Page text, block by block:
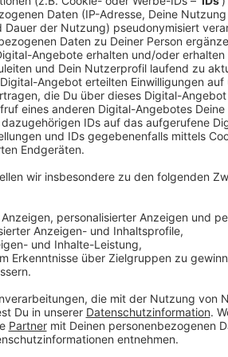
Anzeige
Wie viele genau am Mittwoch von den
bleiben ist unklar. Es werden aber
Fällen wird die Versorgung in
Mittwoch die Adler-Apotheke auf der
bundesweiten Protesttag wollen die
Nachdruck verleihen. Sie verlangen
verschreibungspflichtige Arzneimittel.
Energie und Personal seit Jahren nicht
Anzeige
Weitere Meldungen aus
Anzeige